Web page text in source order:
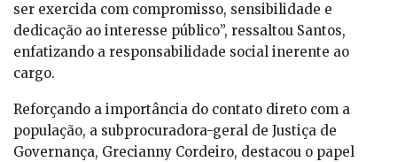
ser exercida com compromisso, sensibilidade e
dedicação ao interesse público”, ressaltou Santos,
enfatizando a responsabilidade social inerente ao
cargo.
Reforçando a importância do contato direto com a
população, a subprocuradora-geral de Justiça de
Governança, Grecianny Cordeiro, destacou o papel